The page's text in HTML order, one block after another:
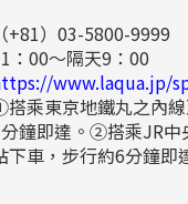
）03-5800-9999
：00～隔天9：00
www.laqua.jp/
乘東京地鐵丸之內線
鐘即達。②搭乘JR中
下車，步行約6分鐘即